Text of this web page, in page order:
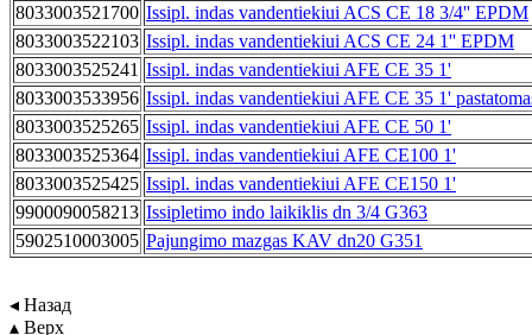
8033003521700 Issipl. indas vandentiekiui ACS CE 18 3/4'' EPDM
8033003522103 Issipl. indas vandentiekiui ACS CE 24 1'' EPDM
8033003525241 Issipl. indas vandentiekiui AFE CE 35 1'
8033003533956 Issipl. indas vandentiekiui AFE CE 35 1'
8033003525265 Issipl. indas vandentiekiui AFE CE 50 1'
8033003525364 Issipl. indas vandentiekiui AFE CE100 1'
8033003525425 Issipl. indas vandentiekiui AFE CE150 1'
9900090058213 Issipletimo indo laikiklis dn 3/4 G363
5902510003005 Pajungimo mazgas KAV dn20 G351
◂ Назад
▴ Верх